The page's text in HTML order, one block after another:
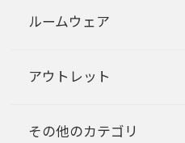
ルームウェア
アウトレット
その他のカテゴリ